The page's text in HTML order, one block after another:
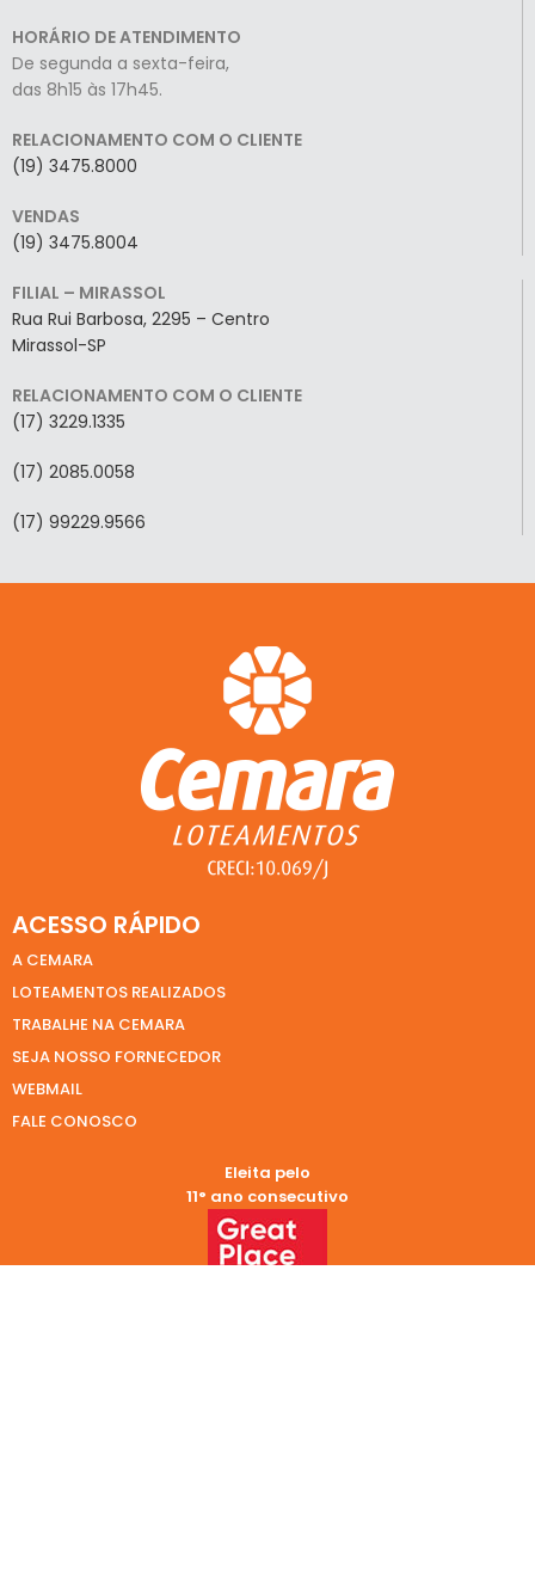
HORÁRIO DE ATENDIMENTO
De segunda a sexta-feira,
das 8h15 às 17h45.
RELACIONAMENTO COM O CLIENTE
(19) 3475.8000
VENDAS
(19) 3475.8004
FILIAL – MIRASSOL
Rua Rui Barbosa, 2295 – Centro
Mirassol-SP
RELACIONAMENTO COM O CLIENTE
(17) 3229.1335
(17) 2085.0058
(17) 99229.9566
ACESSO RÁPIDO
A CEMARA
LOTEAMENTOS REALIZADOS
TRABALHE NA CEMARA
SEJA NOSSO FORNECEDOR
WEBMAIL
FALE CONOSCO
Eleita pelo
11° ano consecutivo